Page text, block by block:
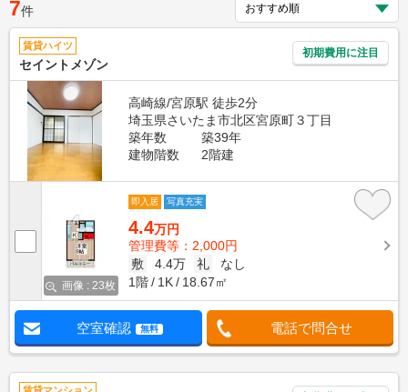
7件
賃貸ハイツ
セイントメゾン
初期費用に注目
高崎線/宮原駅 徒歩2分
埼玉県さいたま市北区宮原町３丁目
築年数
築39年
建物階数
2階建
画像 : 23枚
即入居 写真充実
4.4万円
管理費等：2,000円
敷
4.4万 礼
なし
1階
1K 18.67㎡
空室確認 無料 電話で問合せ